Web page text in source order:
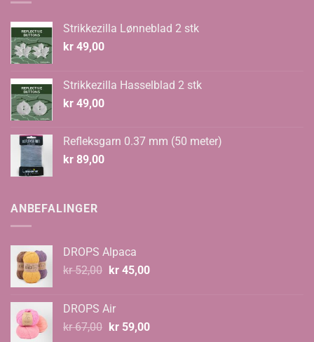
Strikkezilla Lønneblad 2 stk
kr 49,00
Strikkezilla Hasselblad 2 stk
kr 49,00
Refleksgarn 0.37 mm (50 meter)
kr 89,00
ANBEFALINGER
DROPS Alpaca
kr52,00 Opprinnelig
kr 52,00.
kr45,00Nåværende
DROPS Air
kr67,00 Opprinnelig
kr59,00Nåværende